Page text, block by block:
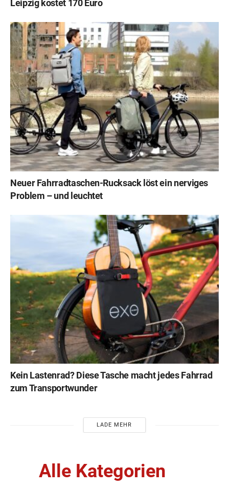
Leipzig kostet 170 Euro
Neuer Fahrradtaschen-Rucksack löst ein nerviges
Problem – und leuchtet
Kein Lastenrad? Diese Tasche macht jedes Fahrrad
zum Transportwunder
LADE MEHR
Alle Kategorien